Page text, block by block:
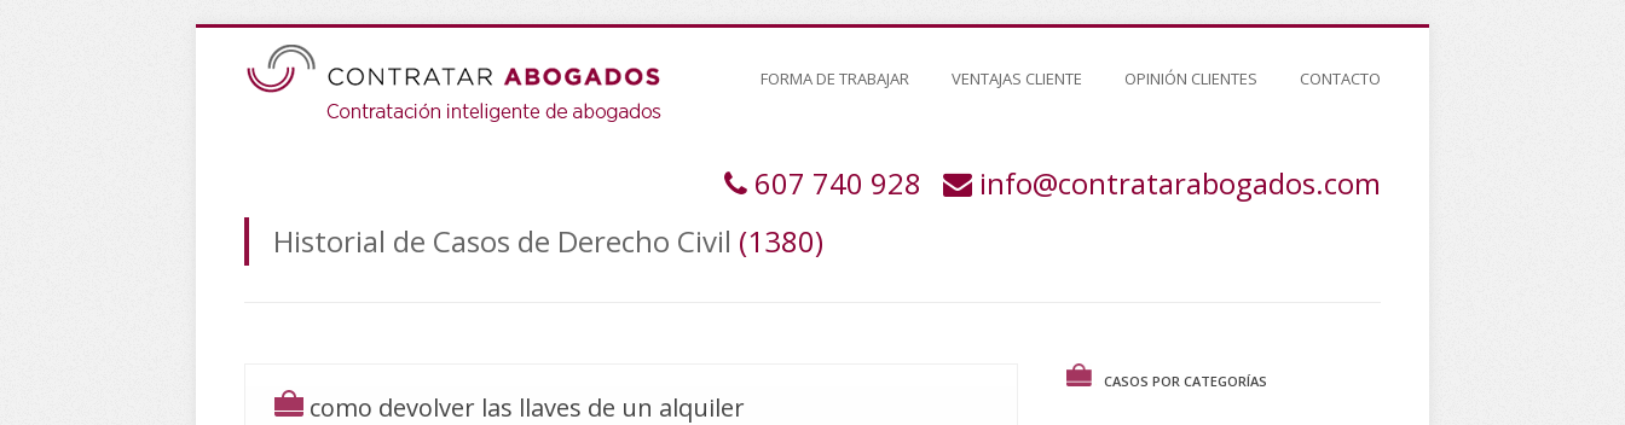
FORMA DE TRABAJAR VENTAJAS CLIENTE OPINIÓN CLIENTES CONTACTO
607 740 928
info@contratarabogados.com
Historial de Casos de Derecho Civil (1380)
como devolver las llaves de un alquiler
CASOS POR CATEGORÍAS